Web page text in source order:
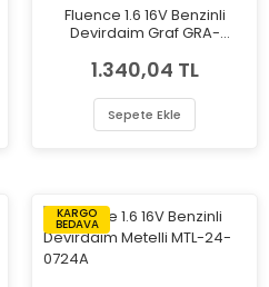
Fluence 1.6 16V Benzinli
Devirdaim Graf GRA-
1.340,04 TL
Sepete Ekle
KARGO
BEDAVA